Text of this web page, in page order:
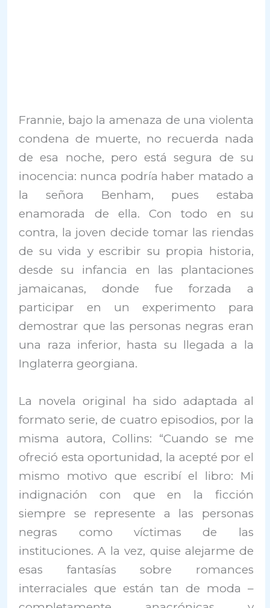
Frannie, bajo la amenaza de una violenta
condena de muerte, no recuerda nada
de esa noche, pero está segura de su
inocencia: nunca podría haber matado a
la señora Benham, pues estaba
enamorada de ella. Con todo en su
contra, la joven decide tomar las riendas
de su vida y escribir su propia historia,
desde su infancia en las plantaciones
jamaicanas, donde fue forzada a
participar en un experimento para
demostrar que las personas negras eran
una raza inferior, hasta su llegada a la
Inglaterra georgiana.
La novela original ha sido adaptada al
formato serie, de cuatro episodios, por la
misma autora, Collins: “Cuando se me
ofreció esta oportunidad, la acepté por el
mismo motivo que escribí el libro: Mi
indignación con que en la ficción
siempre se represente a las personas
negras como víctimas de las
instituciones. A la vez, quise alejarme de
esas fantasías sobre romances
interraciales que están tan de moda –